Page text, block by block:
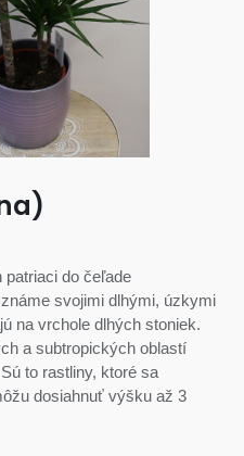
patriaci do čeľade
svojimi dlhými, úzkymi
na vrchole dlhých stoniek.
a subtropických oblastí
to rastliny, ktoré sa
dosiahnuť výšku až 3